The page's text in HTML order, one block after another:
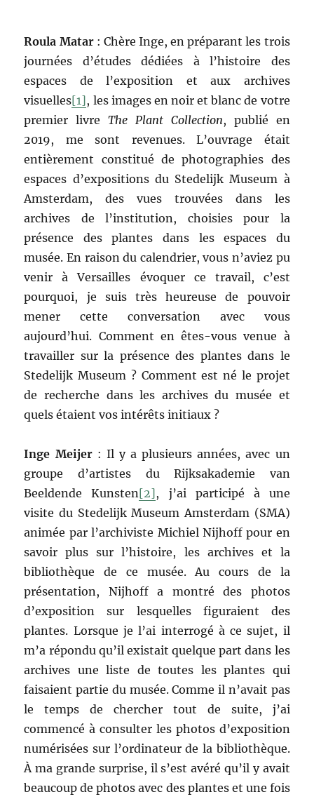
Roula Matar : Chère Inge, en préparant les trois
journées d’études dédiées à l’histoire des
espaces de l’exposition et aux archives
visuelles[1], les images en noir et blanc de votre
premier livreThe Plant Collection, publié en
2019, me sont revenues. L’ouvrage était
entièrement constitué de photographies des
espaces d’expositions du Stedelijk Museum à
Amsterdam, des vues trouvées dans les
archives de l’institution, choisies pour la
présence des plantes dans les espaces du
musée. En raison du calendrier, vous n’aviez pu
venir à Versailles évoquer ce travail, c’est
pourquoi, je suis très heureuse de pouvoir
mener cette conversation avec vous
aujourd’hui. Comment en êtes-vous venue à
travailler sur la présence des plantes dans le
Stedelijk Museum ? Comment est né le projet
de recherche dans les archives du musée et
quels étaient vos intérêts initiaux ?
Inge Meijer : Il y a plusieurs années, avec un
groupe d’artistes du Rijksakademie van
Beeldende Kunsten[2], j’ai participé à une
visite du Stedelijk Museum Amsterdam (SMA)
animée par l’archiviste Michiel Nijhoff pour en
savoir plus sur l’histoire, les archives et la
bibliothèque de ce musée. Au cours de la
présentation, Nijhoff a montré des photos
d’exposition sur lesquelles figuraient des
plantes. Lorsque je l’ai interrogé à ce sujet, il
m’a répondu qu’il existait quelque part dans les
archives une liste de toutes les plantes qui
faisaient partie du musée. Comme il n’avait pas
le temps de chercher tout de suite, j’ai
commencé à consulter les photos d’exposition
numérisées sur l’ordinateur de la bibliothèque.
À ma grande surprise, il s’est avéré qu’il y avait
beaucoup de photos avec des plantes et une fois